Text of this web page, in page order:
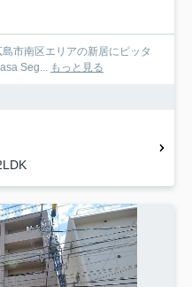
市南区エリアの新居にピッタ
Seg... もっと見る